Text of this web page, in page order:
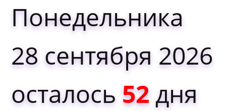
Понедельника
28 сентября 2026
осталось 52дня